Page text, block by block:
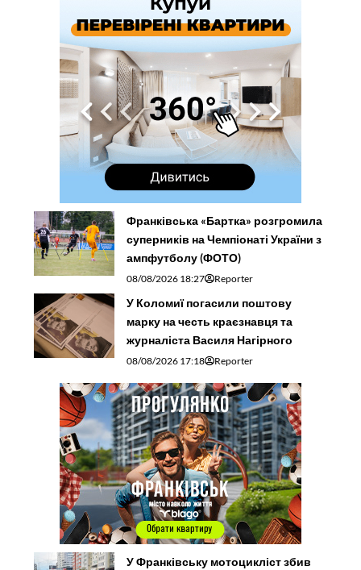
Франківська «Бартка» розгромила
суперників на Чемпіонаті України з
ампфутболу (ФОТО)
08/08/2026 18:27 Reporter
У Коломиї погасили поштову
марку на честь краєзнавця та
журналіста Василя Нагірного
08/08/2026 17:18 Reporter
У Франківську мотоцикліст збив